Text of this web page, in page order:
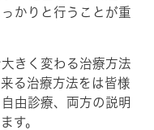
かりと行うことが重
きく変わる治療方法
る治療方法をは皆様
由診療、両方の説明
す。